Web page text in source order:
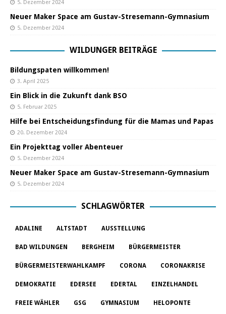
5. Dezember 2024
Neuer Maker Space am Gustav-Stresemann-Gymnasium
5. Dezember 2024
WILDUNGER BEITRÄGE
Bildungspaten willkommen!
3. April 2025
Ein Blick in die Zukunft dank BSO
5. Februar 2025
Hilfe bei Entscheidungsfindung für die Mamas und Papas
20. Dezember 2024
Ein Projekttag voller Abenteuer
5. Dezember 2024
Neuer Maker Space am Gustav-Stresemann-Gymnasium
5. Dezember 2024
SCHLAGWÖRTER
ADALINE ALTSTADT AUSSTELLUNG
BAD WILDUNGEN BERGHEIM BÜRGERMEISTER
BÜRGERMEISTERWAHLKAMPF CORONA CORONAKRISE
DEMOKRATIE EDERSEE EDERTAL EINZELHANDEL
FREIE WÄHLER GSG GYMNASIUM HELOPONTE